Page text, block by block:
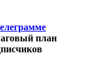
план